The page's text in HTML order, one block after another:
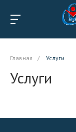
Главная / Услуги
Услуги